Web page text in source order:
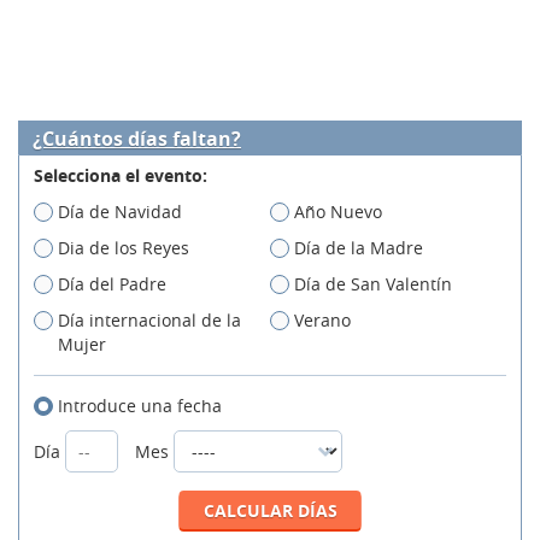
¿Cuántos días faltan?
Selecciona el evento:
Día de Navidad
Año Nuevo
Dia de los Reyes
Día de la Madre
Día del Padre
Día de San Valentín
Día internacional de la
Mujer
Verano
Introduce una fecha
Día
Mes